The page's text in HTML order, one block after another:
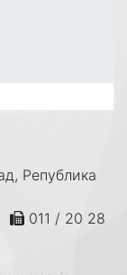
Република
011 / 20 28